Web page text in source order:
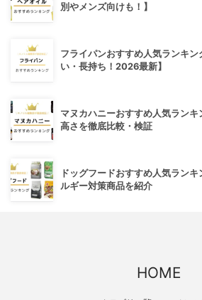
別やメンズ向けも！】
フライパンおすすめ人気ランキ
い・長持ち！2026最新】
マヌカハニーおすすめ人気ラン
高さを徹底比較・検証
ドッグフードおすすめ人気ラン
ルギー対策商品を紹介
HOME